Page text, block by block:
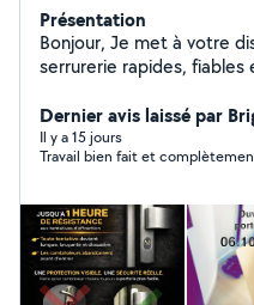
Présentation
Bonjour, Je met à votre disposition des services de
serrurerie rapides, fiables et
verrouillées) Remplacement et réparation de serrures
Pose de serrures de
sécurité) Duplication de clés et conseil en sécurité
Techniciens qualifiés et
Dernier avis laissé par
Il y a 15 jours
Travail bien fait et